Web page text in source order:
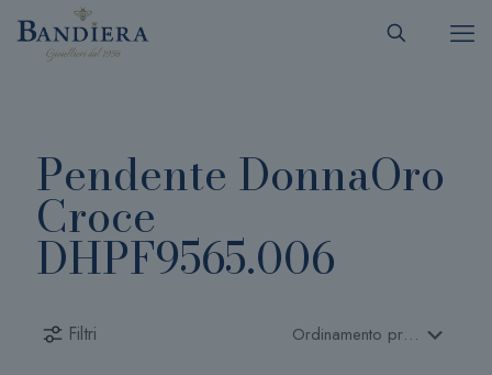
Pendente DonnaOro
Croce
DHPF9565.006
Filtri